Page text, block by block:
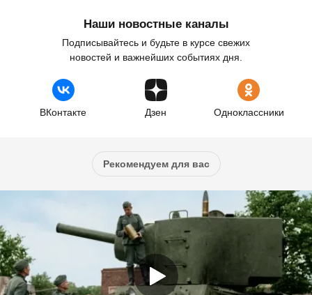
Наши новостные каналы
Подписывайтесь и будьте в курсе свежих
новостей и важнейших событиях дня.
ВКонтакте Дзен Одноклассники
Рекомендуем для вас